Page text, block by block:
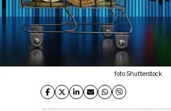
foto Shutterstock